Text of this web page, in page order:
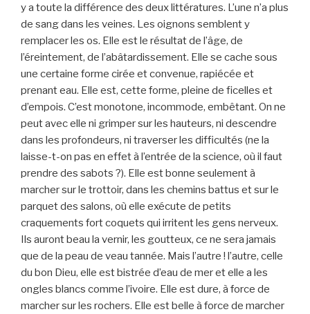
y a toute la différence des deux littératures. L’une n’a plus
de sang dans les veines. Les oignons semblent y
remplacer les os. Elle est le résultat de l’âge, de
l’éreintement, de l’abâtardissement. Elle se cache sous
une certaine forme cirée et convenue, rapiécée et
prenant eau. Elle est, cette forme, pleine de ficelles et
d’empois. C’est monotone, incommode, embêtant. On ne
peut avec elle ni grimper sur les hauteurs, ni descendre
dans les profondeurs, ni traverser les difficultés (ne la
laisse-t-on pas en effet à l’entrée de la science, où il faut
prendre des sabots ?). Elle est bonne seulement à
marcher sur le trottoir, dans les chemins battus et sur le
parquet des salons, où elle exécute de petits
craquements fort coquets qui irritent les gens nerveux.
Ils auront beau la vernir, les goutteux, ce ne sera jamais
que de la peau de veau tannée. Mais l’autre ! l’autre, celle
du bon Dieu, elle est bistrée d’eau de mer et elle a les
ongles blancs comme l’ivoire. Elle est dure, à force de
marcher sur les rochers. Elle est belle à force de marcher